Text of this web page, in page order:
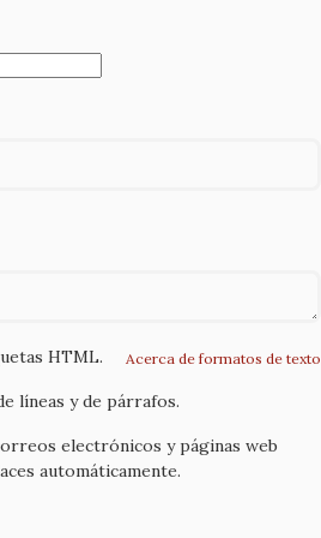
Acerca de formatos de texto
HTML.
líneas y de párrafos.
electrónicos y páginas web
automáticamente.